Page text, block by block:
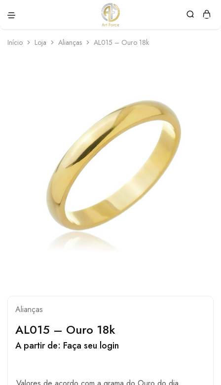
Force
personalizadas
Início Loja Alianças AL015 – Ouro 18k
Alianças
AL015 – Ouro 18k
A partir de: Faça seu login